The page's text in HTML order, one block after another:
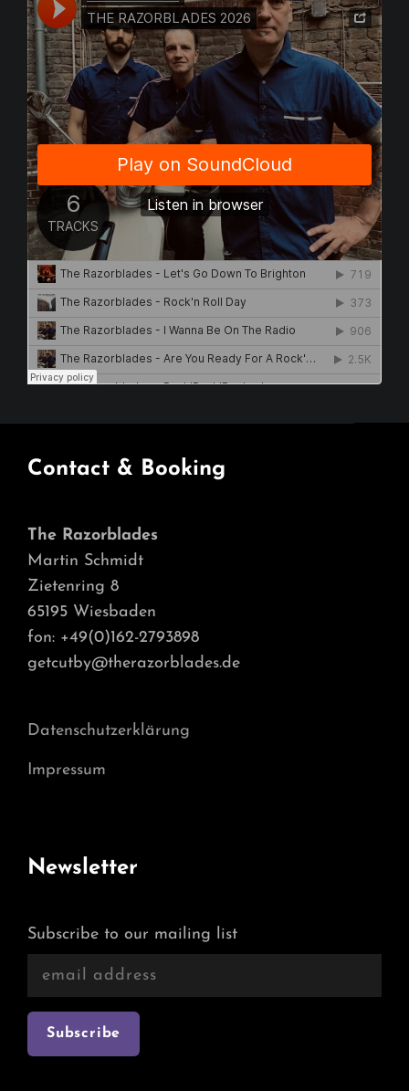
Contact & Booking
The Razorblades
Martin Schmidt
Zietenring 8
65195 Wiesbaden
fon: +49(0)162-2793898
getcutby@therazorblades.de
Datenschutzerklärung
Impressum
Newsletter
Subscribe to our mailing list